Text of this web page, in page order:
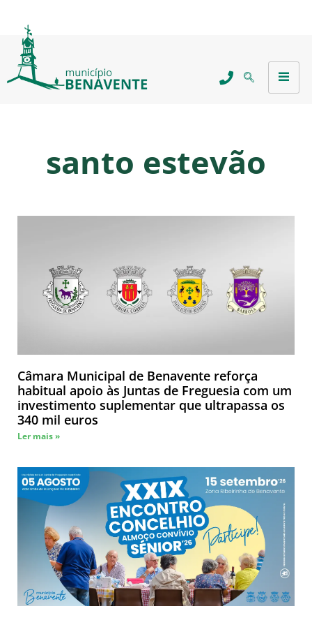
santo estevão
Câmara Municipal de Benavente reforça
habitual apoio às Juntas de Freguesia com um
investimento suplementar que ultrapassa os
340 mil euros
Ler mais »